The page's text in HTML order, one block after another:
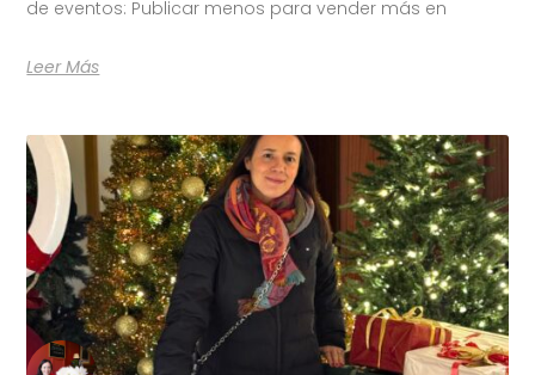
de eventos: Publicar menos para vender más en
Leer Más